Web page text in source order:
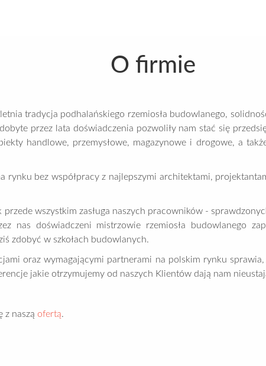
O firmie
tradycja podhalańskiego rzemiosła budowlanego,
przez lata doświadczenia pozwoliły nam stać się
handlowe, przemysłowe, magazynowe i drogowe, a
bez współpracy z najlepszymi architektami,
wszystkim zasługa naszych pracowników -
nas doświadczeni mistrzowie rzemiosła budowlanego
zdobyć w szkołach budowlanych.
oraz wymagającymi partnerami na polskim rynku
jakie otrzymujemy od naszych Klientów dają nam
z naszą ofertą.